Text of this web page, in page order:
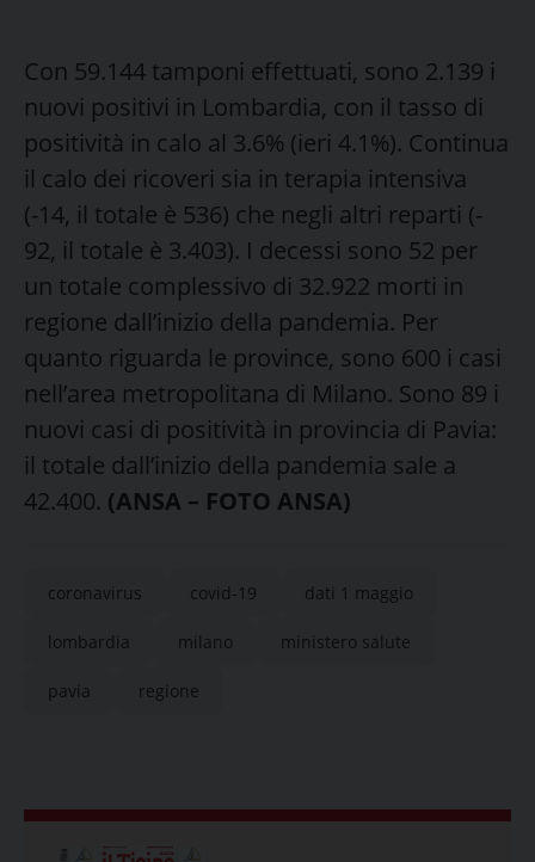
Con 59.144 tamponi effettuati, sono 2.139 i
nuovi positivi in Lombardia, con il tasso di
positività in calo al 3.6% (ieri 4.1%). Continua
il calo dei ricoveri sia in terapia intensiva
(-14, il totale è 536) che negli altri reparti (-
92, il totale è 3.403). I decessi sono 52 per
un totale complessivo di 32.922 morti in
regione dall’inizio della pandemia. Per
quanto riguarda le province, sono 600 i casi
nell’area metropolitana di Milano. Sono 89 i
nuovi casi di positività in provincia di Pavia:
il totale dall’inizio della pandemia sale a
42.400. (ANSA – FOTO ANSA)
coronavirus covid-19 dati 1 maggio
lombardia milano ministero salute
pavia regione